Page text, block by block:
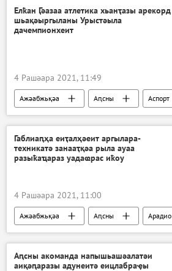
Елҟан Ӷәазаа атлетика хьанҭазы арекорд
шьақәыргыланы Урыстәыла
дачемпионхеит
4 Рашәара 2021, 11:49
Ажәабжьқәа Аԥсны Аспорт
Габлиаԥҳа еиҭалҳәеит аргылара-
техникатә занааҭқәа рыла ауаа
разыҟаҵараз уадаҩрас иҟоу
4 Рашәара 2021, 11:00
Ажәабжьқәа Аԥсны Арадио
Аԥсны акоманда напышьашәалатәи
аиқәԥаразы адунеитә еицлабраҿы